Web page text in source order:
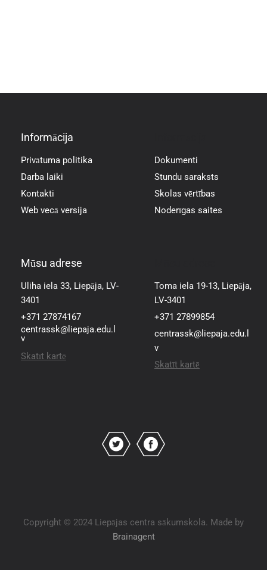
Informācija
Privātuma politika
Darba laiki
Kontakti
Web vecā versija
Dokumenti
Stundu saraksts
Skolas vērtības
Noderīgas saites
Mūsu adrese
Uliha iela 33, Liepāja, LV-
3401
+371 27874167
centrassk@liepaja.edu.l
v
Skatīt kartē
Toma iela 19-13, Liepāja,
LV-3401
+371 27899854
centrassk@liepaja.edu.l
v
Skatīt kartē
Copyright © 2024 Liepājas centra sākumskola. Made by
Brainagent